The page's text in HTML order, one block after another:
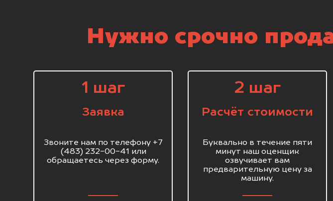
Нужно срочно
1 шаг
Заявка
Звоните нам по телефону +7
(483) 232-00-41 или
обращаетесь через форму.
2 шаг
Расчёт стоимости
Буквально в течение пяти
минут наш оценщик
озвучивает вам
предварительную цену за
машину.